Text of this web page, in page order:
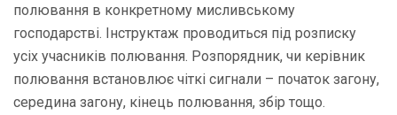
полювання в конкретному мисливському
господарстві. Інструктаж проводиться під розписку
усіх учасників полювання. Розпорядник, чи керівник
полювання встановлює чіткі сигнали – початок загону,
середина загону, кінець полювання, збір тощо.